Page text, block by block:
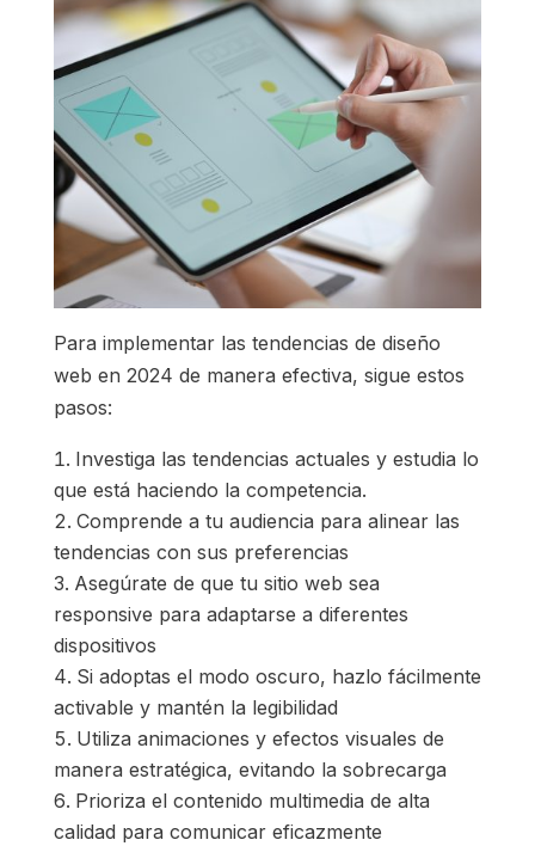
Para implementar las tendencias de diseño
web en 2024 de manera efectiva, sigue estos
pasos:
Investiga las tendencias actuales y estudia lo
que está haciendo la competencia.
Comprende a tu audiencia para alinear las
tendencias con sus preferencias
Asegúrate de que tu sitio web sea
responsive para adaptarse a diferentes
dispositivos
Si adoptas el modo oscuro, hazlo fácilmente
activable y mantén la legibilidad
Utiliza animaciones y efectos visuales de
manera estratégica, evitando la sobrecarga
Prioriza el contenido multimedia de alta
calidad para comunicar eficazmente